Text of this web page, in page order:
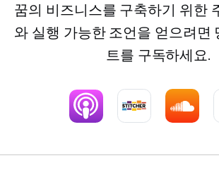
꿈의 비즈니스를 구축하기 위한
와 실행 가능한 조언을 얻으려면
트를 구독하세요.